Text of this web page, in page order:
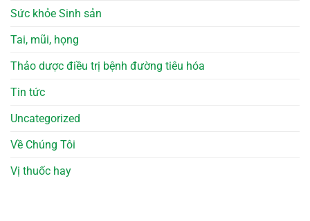
Sức khỏe Sinh sản
Tai, mũi, họng
Thảo dược điều trị bệnh đường tiêu hóa
Tin tức
Uncategorized
Về Chúng Tôi
Vị thuốc hay